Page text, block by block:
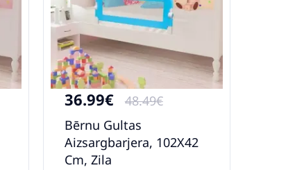
36.99€
48.49€
Bērnu Gultas
Aizsargbarjera, 102X42
Cm, Zila